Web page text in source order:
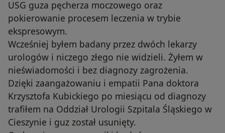
USG guza pęcherza moczowego oraz
pokierowanie procesem leczenia w trybie
ekspresowym.
Wcześniej byłem badany przez dwóch lekarzy
urologów i niczego złego nie widzieli. Żyłem w
nieświadomości i bez diagnozy zagrożenia.
Dzięki zaangażowaniu i empatii Pana doktora
Krzysztofa Kubickiego po miesiącu od diagnozy
trafiłem na Oddział Urologii Szpitala Śląskiego w
Cieszynie i guz został usunięty.